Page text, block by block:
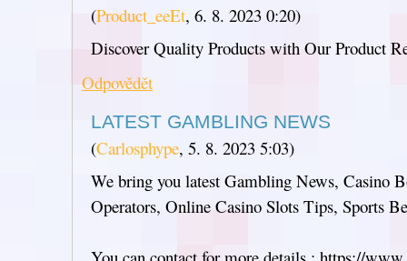
(Product_eeEt, 6. 8. 2023 0:20)
Discover Quality Products with Our Product
Odpovědět
LATEST GAMBLING NEWS
(Carlosphype, 5. 8. 2023 5:03)
We bring you latest Gambling News, Casino
Operators, Online Casino Slots Tips, Sports